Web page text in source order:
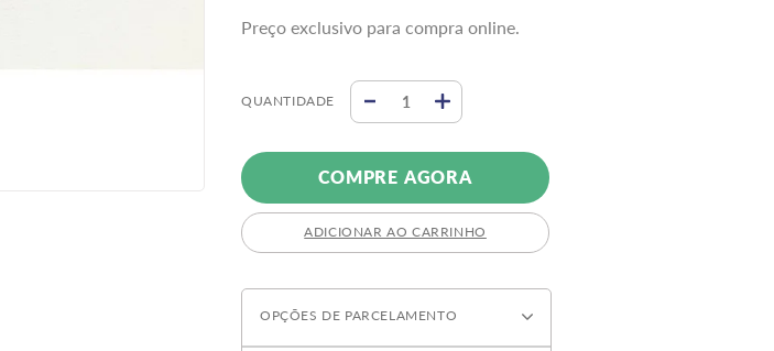
Preço exclusivo para compra online.
QUANTIDADE
COMPRE AGORA
ADICIONAR AO CARRINHO
OPÇÕES DE PARCELAMENTO